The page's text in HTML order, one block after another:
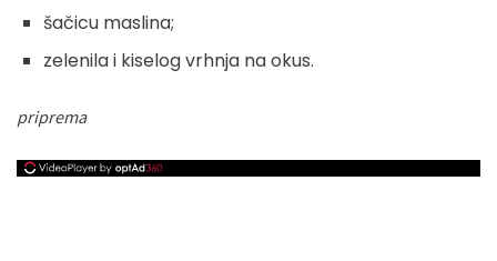
šačicu maslina;
zelenila i kiselog vrhnja na okus.
priprema